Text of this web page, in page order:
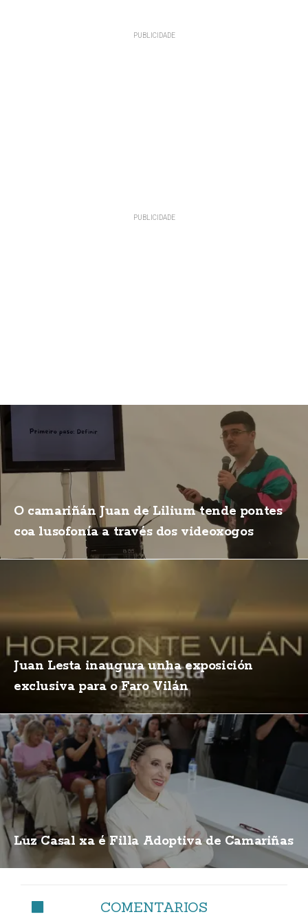
O camariñán Juan de Lilium tende pontes
coa lusofonía a través dos videoxogos
Juan Lesta inaugura unha exposición
exclusiva para o Faro Vilán
Luz Casal xa é Filla Adoptiva de Camariñas
COMENTARIOS